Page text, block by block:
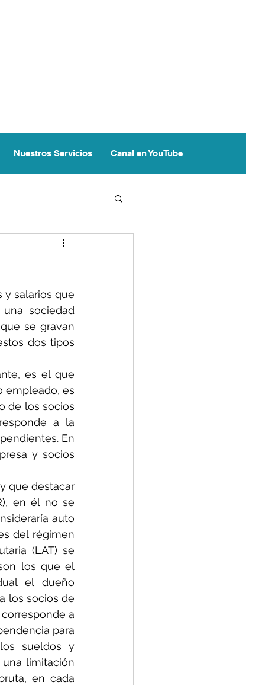
Nuestros Servicios Canal en YouTube
y salarios que
sociedad
se gravan
dos tipos
es el que
empleado, es
de los socios
a la
En
y socios
que destacar
en él no se
auto
del régimen
(LAT) se
los que el
el dueño
los socios de
a
para
sueldos y
limitación
en cada